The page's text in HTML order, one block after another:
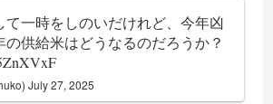
て一時をしのいだけれど、今年凶
供給米はどうなるのだろうか？
July 27, 2025